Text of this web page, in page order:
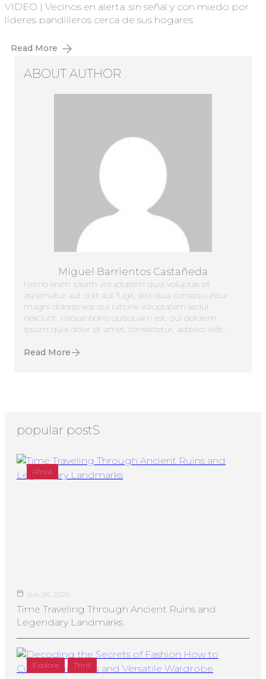
VIDEO | Vecinos en alerta: sin señal y con miedo por
líderes pandilleros cerca de sus hogares
Read More
ABOUT AUTHOR
Miguel Barrientos Castañeda
Nemo enim ipsam voluptatem quia voluptas sit
aspernatur aut odit aut fugit, sed quia consequuntur
magni dolores eos qui ratione voluptatem sequi
nesciunt. Neque porro quisquam est, qui dolorem
ipsum quia dolor sit amet, consectetur, adipisci velit...
Read More
popular postS
Africa
Jun 26, 2026
Time Traveling Through Ancient Ruins and
Legendary Landmarks
Explore Thrill